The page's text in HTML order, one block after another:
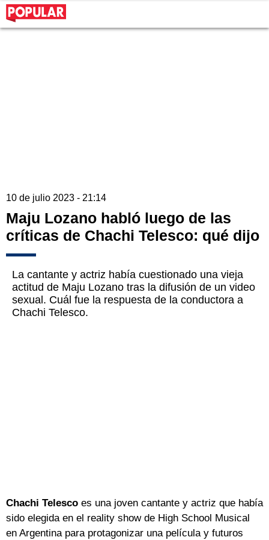
10 de julio 2023 - 21:14
Maju Lozano habló luego de las
críticas de Chachi Telesco: qué dijo
La cantante y actriz había cuestionado una vieja
actitud de Maju Lozano tras la difusión de un video
sexual. Cuál fue la respuesta de la conductora a
Chachi Telesco.
Chachi Telesco es una joven cantante y actriz que había
sido elegida en el reality show de High School Musical
en Argentina para protagonizar una película y futuros